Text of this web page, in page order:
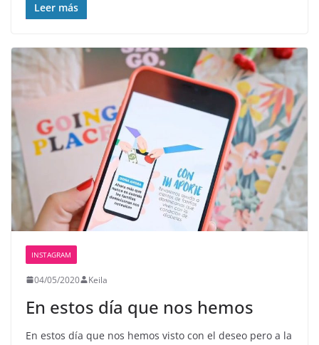
Leer más
INSTAGRAM
04/05/2020 Keila
En estos día que nos hemos
En estos día que nos hemos visto con el deseo pero a la